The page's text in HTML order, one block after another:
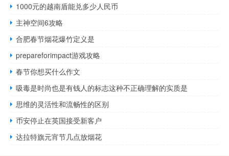
1000元的越南盾能兑多少人民币
主神空间6攻略
合肥春节烟花爆竹定义是
prepareforimpact游戏攻略
春节你想买什么作文
吸毒是时尚也是有钱人的标志这种不正确理解的实质是
思维的灵活性和流畅性的区别
币安停止在英国接受新客户
达拉特旗元宵节几点放烟花